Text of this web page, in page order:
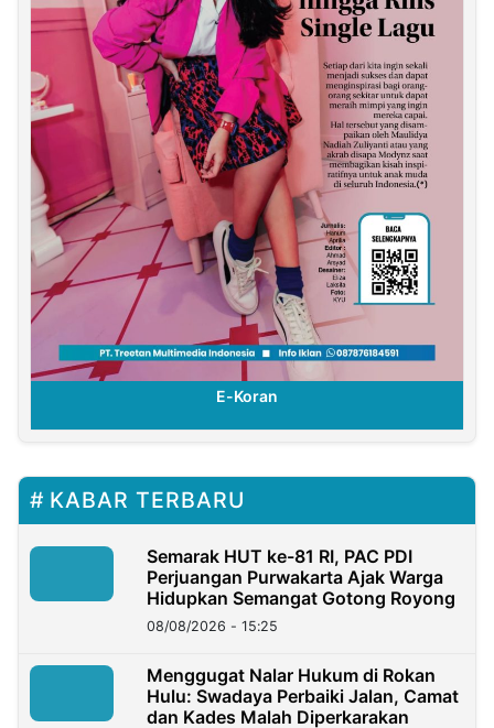
E-Koran
KABAR TERBARU
Semarak HUT ke-81 RI, PAC PDI
Perjuangan Purwakarta Ajak Warga
Hidupkan Semangat Gotong Royong
08/08/2026 - 15:25
Menggugat Nalar Hukum di Rokan
Hulu: Swadaya Perbaiki Jalan, Camat
dan Kades Malah Diperkarakan